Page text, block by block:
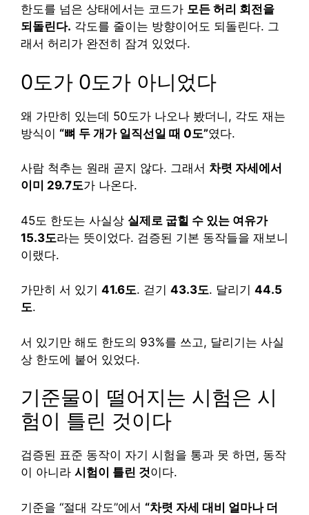
한도를 넘은 상태에서는 코드가 모든 허리 회전을
되돌린다. 각도를 줄이는 방향이어도 되돌린다. 그
래서 허리가 완전히 잠겨 있었다.
0도가 0도가 아니었다
왜 가만히 있는데 50도가 나오나 봤더니, 각도 재는
방식이 “뼈 두 개가 일직선일 때 0도”였다.
사람 척추는 원래 곧지 않다. 그래서 차렷 자세에서
이미 29.7도가 나온다.
45도 한도는 사실상 실제로 굽힐 수 있는 여유가
15.3도라는 뜻이었다. 검증된 기본 동작들을 재보니
이랬다.
가만히 서 있기 41.6도. 걷기 43.3도. 달리기 44.5
도.
서 있기만 해도 한도의 93%를 쓰고, 달리기는 사실
상 한도에 붙어 있었다.
기준물이 떨어지는 시험은 시
험이 틀린 것이다
검증된 표준 동작이 자기 시험을 통과 못 하면, 동작
이 아니라 시험이 틀린 것이다.
기준을 “절대 각도”에서 “차렷 자세 대비 얼마나 더